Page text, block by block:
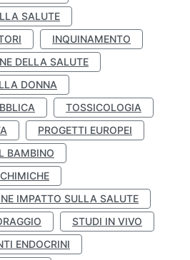
SALUTE
INQUINAMENTO
DELLA SALUTE
DONNA
TOSSICOLOGIA
PROGETTI EUROPEI
BAMBINO
IMPATTO SULLA SALUTE
STUDI IN VIVO
ENDOCRINI